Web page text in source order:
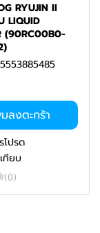
RYUJIN II
LIQUID
(90RC00B0-
ลงตะกร้า
โปรด
ทียบ
(0)